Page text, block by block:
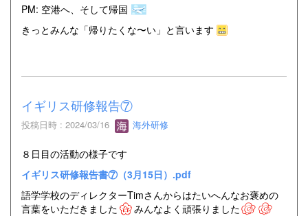
PM: 空港へ、そして帰国
きっとみんな「帰りたくな〜い」と言います
イギリス研修報告⑦
投稿日時 : 2024/03/16 海外研修
８日目の活動の様子です
イギリス研修報告書⑦（3月15日）.pdf
語学学校のディレクターTimさんからはたいへんなお褒めの
言葉をいただきました
みんなよく頑張りました